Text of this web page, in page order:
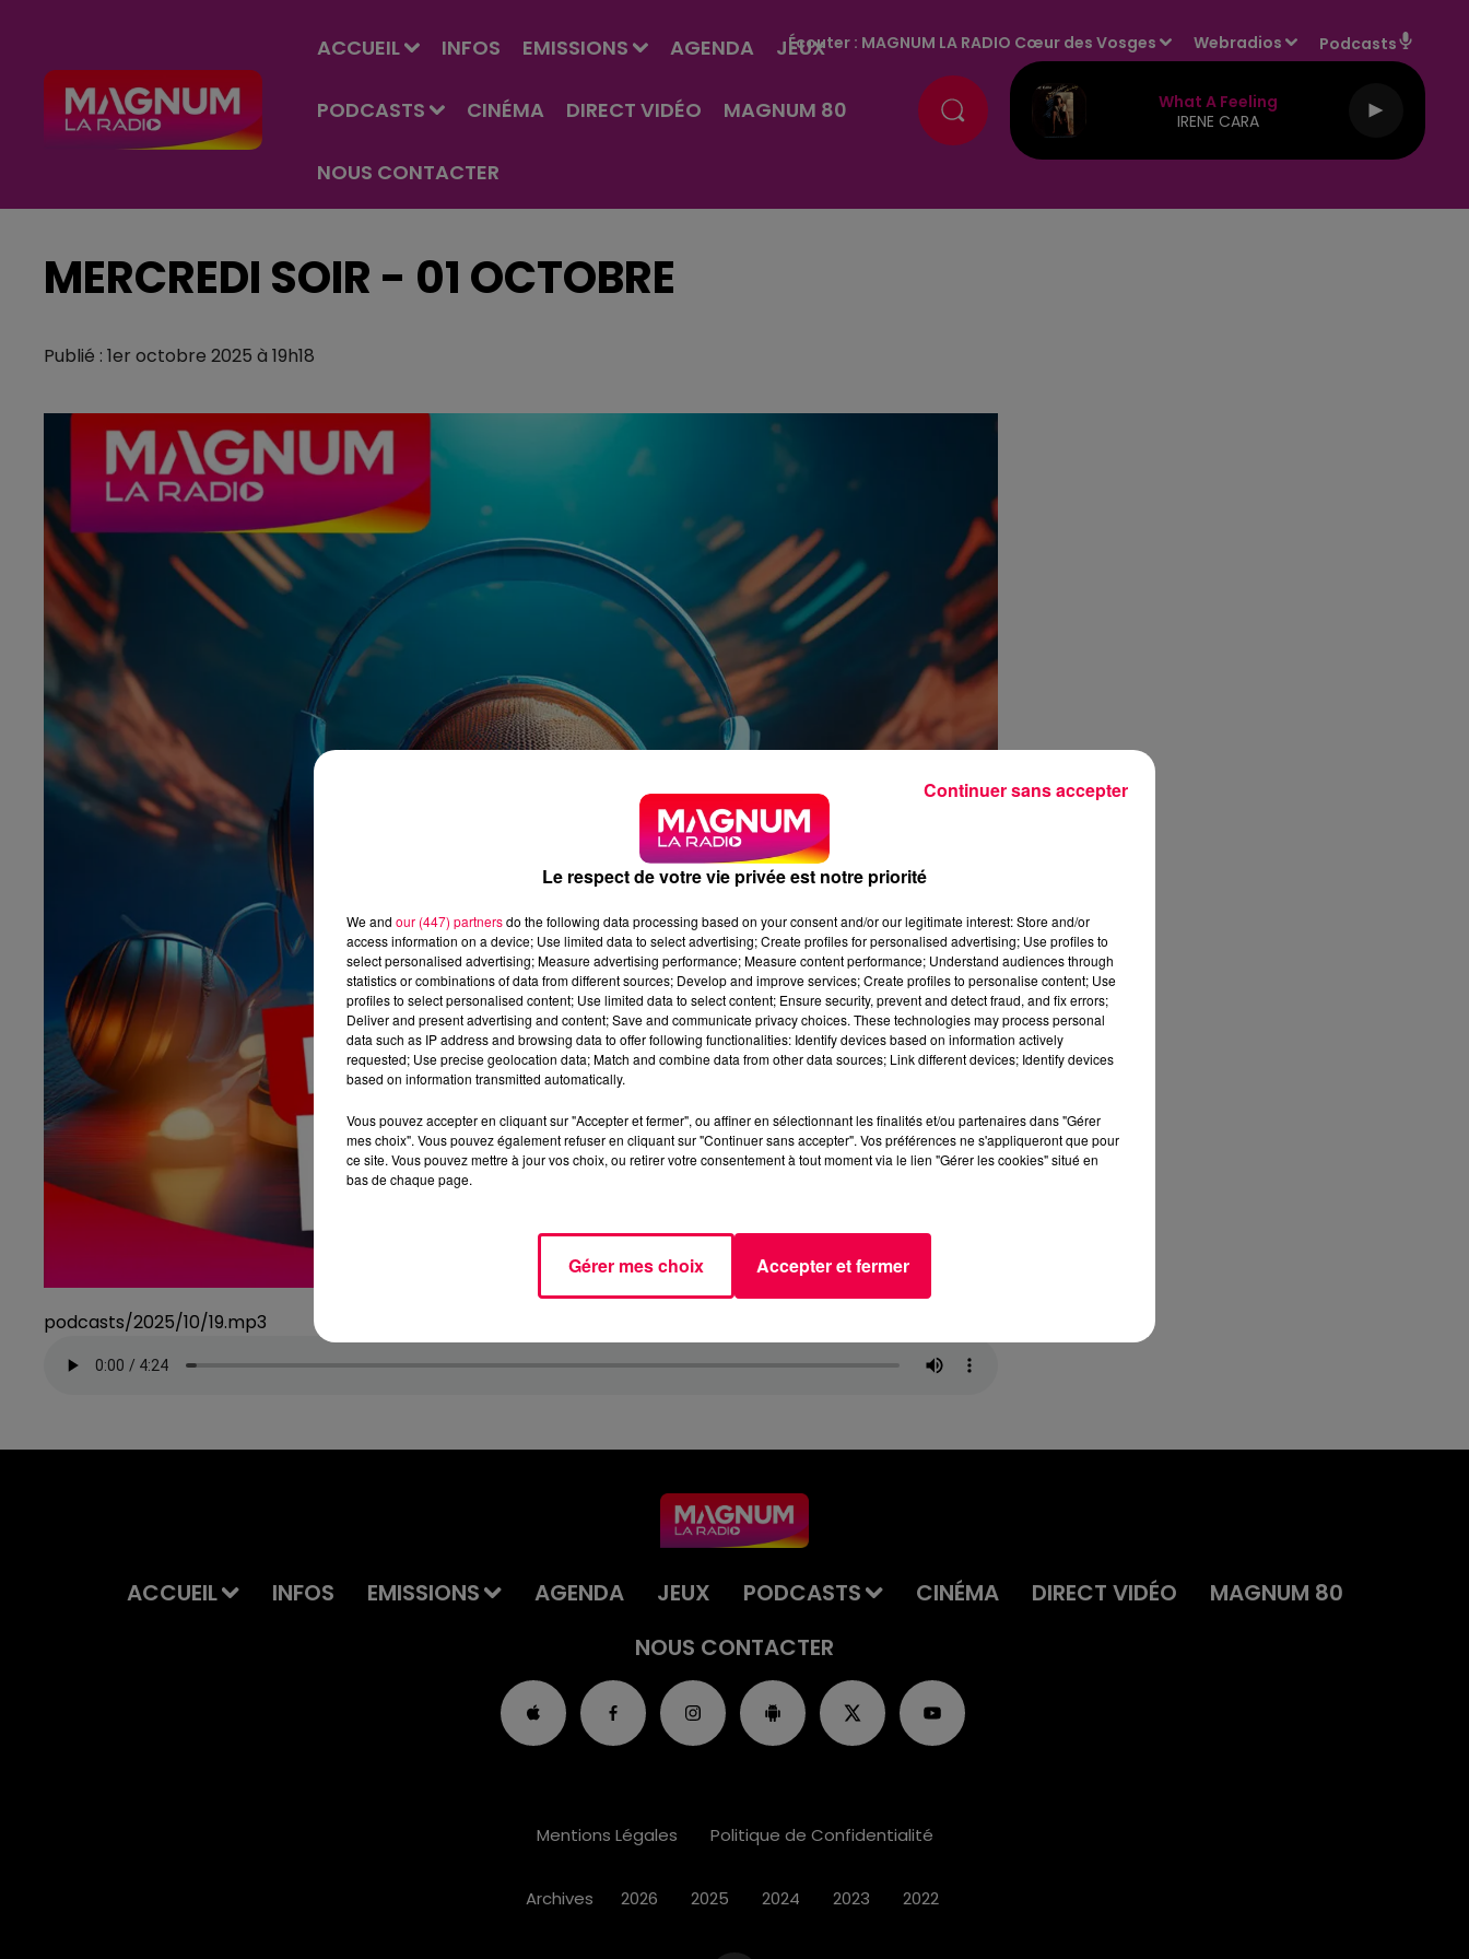
ACCUEIL INFOS EMISSIONS AGENDA JEUX
PODCASTS CINÉMA DIRECT VIDÉO MAGNUM 80
NOUS CONTACTER
Écouter : MAGNUM LA RADIO Cœur des Vosges Webradios Podcasts
What A Feeling
IRENE CARA
MERCREDI SOIR - 01 OCTOBRE
Publié : 1er octobre 2025 à 19h18
podcasts/2025/10/19.mp3
ACCUEIL INFOS EMISSIONS AGENDA JEUX PODCASTS CINÉMA DIRECT VIDÉO
MAGNUM 80
NOUS CONTACTER
Mentions Légales Politique de Confidentialité
Archives 2026 2025 2024 2023 2022
Le respect de votre vie privée est notre priorité
We and our (447) partnersdo the following data processing based on your consent and/or our legitimate interest: Store and/or
access information on a device; Use limited data to select advertising; Create profiles for personalised advertising; Use profiles to
select personalised advertising; Measure advertising performance; Measure content performance; Understand audiences through
statistics or combinations of data from different sources; Develop and improve services; Create profiles to personalise content; Use
profiles to select personalised content; Use limited data to select content; Ensure security, prevent and detect fraud, and fix errors;
Deliver and present advertising and content; Save and communicate privacy choices. These technologies may process personal
data such as IP address and browsing data to offer following functionalities: Identify devices based on information actively
requested; Use precise geolocation data; Match and combine data from other data sources; Link different devices; Identify devices
based on information transmitted automatically.
Vous pouvez accepter en cliquant sur "Accepter et fermer", ou affiner en sélectionnant les finalités et/ou partenaires dans "Gérer
mes choix". Vous pouvez également refuser en cliquant sur "Continuer sans accepter". Vos préférences ne s'appliqueront que pour
ce site. Vous pouvez mettre à jour vos choix, ou retirer votre consentement à tout moment via le lien "Gérer les cookies" situé en
bas de chaque page.
Gérer mes choix Accepter et fermer
Continuer sans accepter